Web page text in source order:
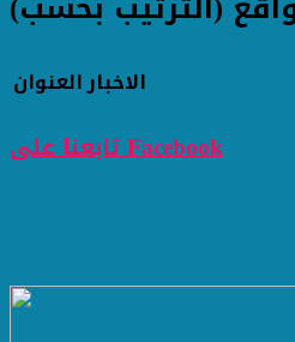
العنوانالاخبار
تابعنا على Facebook